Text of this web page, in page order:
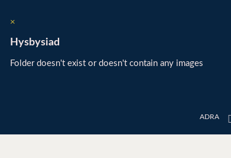
×
Hysbysiad
Folder doesn't exist or doesn't contain any images
ADRA